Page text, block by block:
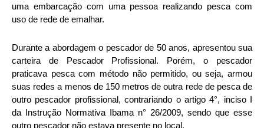
uma embarcação com uma pessoa realizando pesca com
uso de rede de emalhar.
Durante a abordagem o pescador de 50 anos, apresentou sua
carteira de Pescador Profissional. Porém, o pescador
praticava pesca com método não permitido, ou seja, armou
suas redes a menos de 150 metros de outra rede de pesca de
outro pescador profissional, contrariando o artigo 4°, inciso I
da Instrução Normativa Ibama n° 26/2009, sendo que esse
outro pescador não estava presente no local.